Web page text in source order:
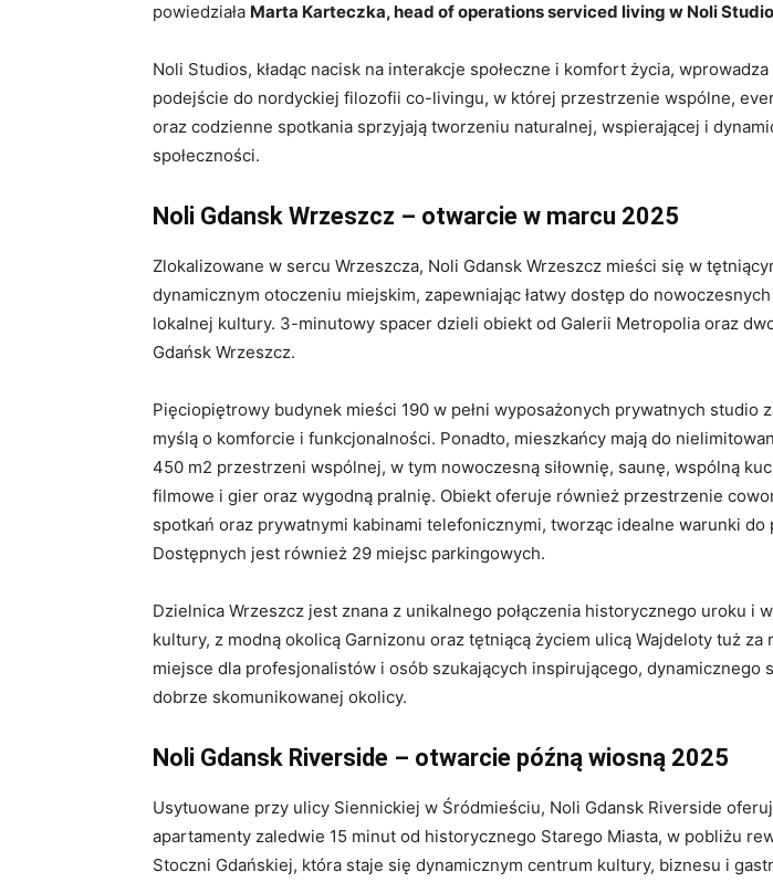
powiedziała Marta Karteczka, head of operations serviced living w Noli
Noli Studios, kładąc nacisk na interakcje społeczne i komfort życia,
podejście do nordyckiej filozofii co-livingu, w której przestrzenie wspólne,
oraz codzienne spotkania sprzyjają tworzeniu naturalnej, wspierającej i
społeczności.
Noli Gdansk Wrzeszcz – otwarcie w marcu 2025
Zlokalizowane w sercu Wrzeszcza, Noli Gdansk Wrzeszcz mieści się w
dynamicznym otoczeniu miejskim, zapewniając łatwy dostęp do
lokalnej kultury. 3-minutowy spacer dzieli obiekt od Galerii Metropolia oraz
Gdańsk Wrzeszcz.
Pięciopiętrowy budynek mieści 190 w pełni wyposażonych prywatnych studio
myślą o komforcie i funkcjonalności. Ponadto, mieszkańcy mają do
450 m2 przestrzeni wspólnej, w tym nowoczesną siłownię, saunę, wspólną
filmowe i gier oraz wygodną pralnię. Obiekt oferuje również przestrzenie
spotkań oraz prywatnymi kabinami telefonicznymi, tworząc idealne warunki do
Dostępnych jest również 29 miejsc parkingowych.
Dzielnica Wrzeszcz jest znana z unikalnego połączenia historycznego uroku i
kultury, z modną okolicą Garnizonu oraz tętniącą życiem ulicą Wajdeloty tuż za
miejsce dla profesjonalistów i osób szukających inspirującego, dynamicznego
dobrze skomunikowanej okolicy.
Noli Gdansk Riverside – otwarcie późną wiosną 2025
Usytuowane przy ulicy Siennickiej w Śródmieściu, Noli Gdansk Riverside
apartamenty zaledwie 15 minut od historycznego Starego Miasta, w pobliżu
Stoczni Gdańskiej, która staje się dynamicznym centrum kultury, biznesu i